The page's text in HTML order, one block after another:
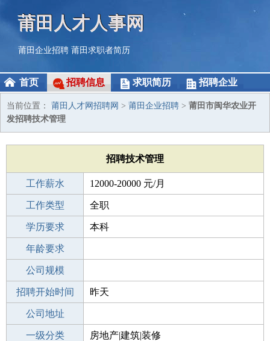
莆田人才人事网
莆田企业招聘 莆田求职者简历
首页 招聘信息 求职简历 招聘企业
当前位置： 莆田人才网招聘网 > 莆田企业招聘 > 莆田市闽华农业开
发招聘技术管理
招聘技术管理
工作薪水 12000-20000 元/月
招聘人数 1人
工作类型 全职
性别要求 -
学历要求 本科
工作经验
年龄要求
工作地点
公司规模
公司电话
招聘开始时间 昨天
招聘结束时间
公司地址
一级分类 房地产|建筑|装修